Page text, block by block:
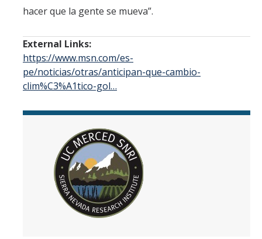
hacer que la gente se mueva”.
External Links:
https://www.msn.com/es-
pe/noticias/otras/anticipan-que-cambio-
clim%C3%A1tico-gol…